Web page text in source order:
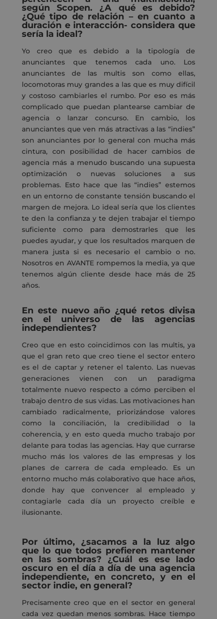
segúnScopen. ¿A qué es debido?
¿Qué tipo de relación – en cuanto a
duración e interacción- considera que
sería la ideal?
Yo creo que es debido a la tipología de
anunciantes que tenemos cada uno.Los
anunciantes de las multis son como ellas,
locomotoras muy grandes a las que es muy difícil
y costosocambiarles el rumbo. Por esoes más
complicado que puedan plantearsecambiar de
agencia o lanzar concurso. En cambio, los
anunciantes que ven más atractivas a las “indies”
son anunciantes por lo general con mucha más
cintura, con posibilidad de hacer cambios de
agencia más a menudo buscando una supuesta
optimizacióno nuevas soluciones a sus
problemas.Esto hace que las “indies” estemos
en unentorno de constante tensión buscando el
margen de mejora. Lo idealsería que los clientes
teden la confianza y tedejen trabajar el tiempo
suficiente
como para demostrarles que
les
puedes ayudar, y que los resultados marquen de
manera justa si es necesarioel cambioo no.
Nosotros en AVANTE rompemos la media, ya que
tenemos algúncliente desde hace más de 25
años.
En este nuevo año ¿qué retos divisa
en el universo de las agencias
independientes?
Creo que en esto coincidimos con las multis, ya
que el gran reto que creo tiene el sectorentero
es el de captar y retener el talento. Las nuevas
generaciones vienen con un paradigma
totalmente nuevo respecto a cómo percibenel
trabajo dentro de sus vidas. Las motivaciones han
cambiado radicalmente, priorizándose valores
como la conciliación, lacredibilidad o la
coherencia, y en esto queda mucho trabajo por
delante para todas las agencias. Hay que currarse
mucho más los valores de las empresas y los
planes de carrera de cada empleado. Es un
entorno mucho más colaborativo que hace años,
donde hay que convencer al empleado y
contagiarle cada día un proyecto creíble e
ilusionante.
Por último, ¿sacamos a la luz algo
que lo que todos prefieren mantener
en las sombras? ¿Cuál es ese lado
oscuro en el día a día de una agencia
independiente, en concreto, y en el
sector indie, en general?
Precisamente creo que enel sector en general
cada vez quedan menos sombras. Hace tiempo